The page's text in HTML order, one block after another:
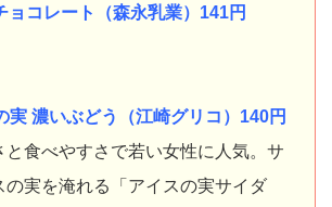
コレート（森永乳業）141円
濃いぶどう（江崎グリコ）140円
と食べやすさで若い女性に人気。サ
の実を淹れる「アイスの実サイダ